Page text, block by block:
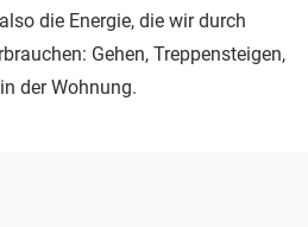
die Energie, die wir durch
Gehen, Treppensteigen,
der Wohnung.